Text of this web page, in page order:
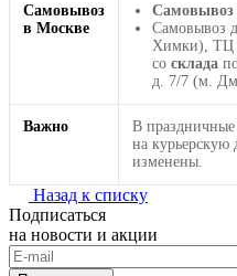
Самовывоз
в Москве
Самовывоз
Химки), ТЦ
со склада
д. 7/7 (м.
Важно
В
на курьерскую
изменены.
Назад к списку
Подписаться
на новости и акции